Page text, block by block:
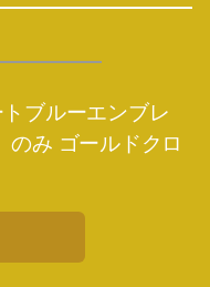
ブルーエンブレ
のみ ゴールドクロ